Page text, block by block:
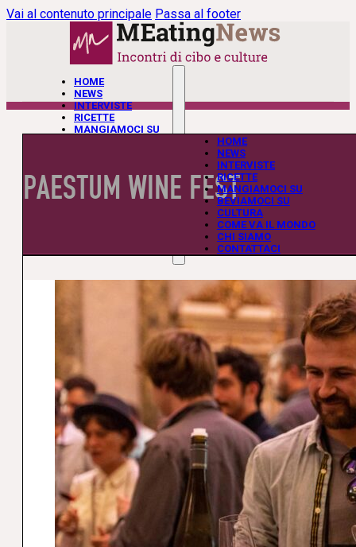
Vai al contenuto principale Passa al footer
HOME
NEWS
INTERVISTE
RICETTE
MANGIAMOCI SU
CHI SIAMO
CONTATTACI
HOME
NEWS
INTERVISTE
RICETTE
MANGIAMOCI SU
BEVIAMOCI SU
CULTURA
COME VA IL MONDO
CHI SIAMO
CONTATTACI
PAESTUM WINE FEST